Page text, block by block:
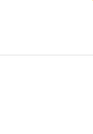
header-icon-text
account